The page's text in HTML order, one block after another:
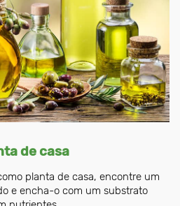
de casa
planta de casa, encontre um
e encha-o com um substrato